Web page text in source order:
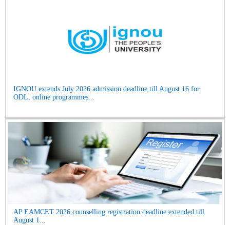
IGNOU extends July 2026 admission deadline till August 16 for
ODL, online programmes...
AP EAMCET 2026 counselling registration deadline extended till
August 1...